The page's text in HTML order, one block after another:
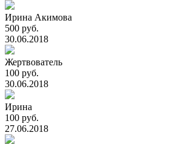
Ирина Акимова
500 руб.
30.06.2018
Жертвователь
100 руб.
30.06.2018
Ирина
100 руб.
27.06.2018